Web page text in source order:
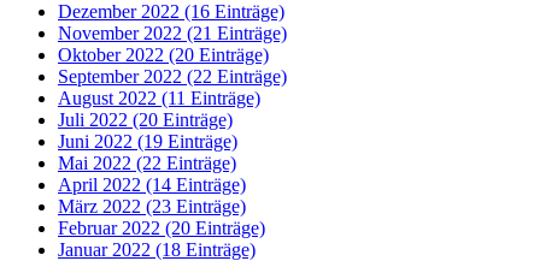
Dezember 2022 (16 Einträge)
November 2022 (21 Einträge)
Oktober 2022 (20 Einträge)
September 2022 (22 Einträge)
August 2022 (11 Einträge)
Juli 2022 (20 Einträge)
Juni 2022 (19 Einträge)
Mai 2022 (22 Einträge)
April 2022 (14 Einträge)
März 2022 (23 Einträge)
Februar 2022 (20 Einträge)
Januar 2022 (18 Einträge)